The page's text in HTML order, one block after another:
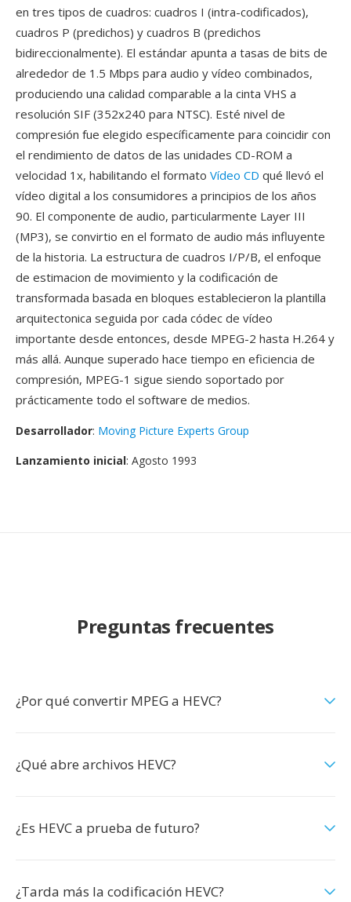
en tres tipos de cuadros: cuadros I (intra-codificados),
cuadros P (predichos) y cuadros B (predichos
bidireccionalmente). El estándar apunta a tasas de bits de
alrededor de 1.5 Mbps para audio y vídeo combinados,
produciendo una calidad comparable a la cinta VHS a
resolución SIF (352x240 para NTSC). Esté nivel de
compresión fue elegido específicamente para coincidir con
el rendimiento de datos de las unidades CD-ROM a
velocidad 1x, habilitando el formato Vídeo CD qué llevó el
vídeo digital a los consumidores a principios de los años
90. El componente de audio, particularmente Layer III
(MP3), se convirtio en el formato de audio más influyente
de la historia. La estructura de cuadros I/P/B, el enfoque
de estimacion de movimiento y la codificación de
transformada basada en bloques establecieron la plantilla
arquitectonica seguida por cada códec de vídeo
importante desde entonces, desde MPEG-2 hasta H.264 y
más allá. Aunque superado hace tiempo en eficiencia de
compresión, MPEG-1 sigue siendo soportado por
prácticamente todo el software de medios.
Desarrollador: Moving Picture Experts Group
Lanzamiento inicial: Agosto 1993
Preguntas frecuentes
¿Por qué convertir MPEG a HEVC?
¿Qué abre archivos HEVC?
¿Es HEVC a prueba de futuro?
¿Tarda más la codificación HEVC?